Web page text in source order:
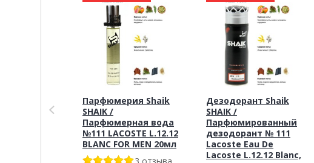
Парфюмерия Shaik
SHAIK /
Парфюмерная вода
№111 LACOSTE L.12.12
BLANC FOR MEN 20мл
3 отзыва
Дезодорант Shaik
SHAIK /
Парфюмированный
дезодорант № 111
Lacoste Eau De
Lacoste L.12.12 Blanc,